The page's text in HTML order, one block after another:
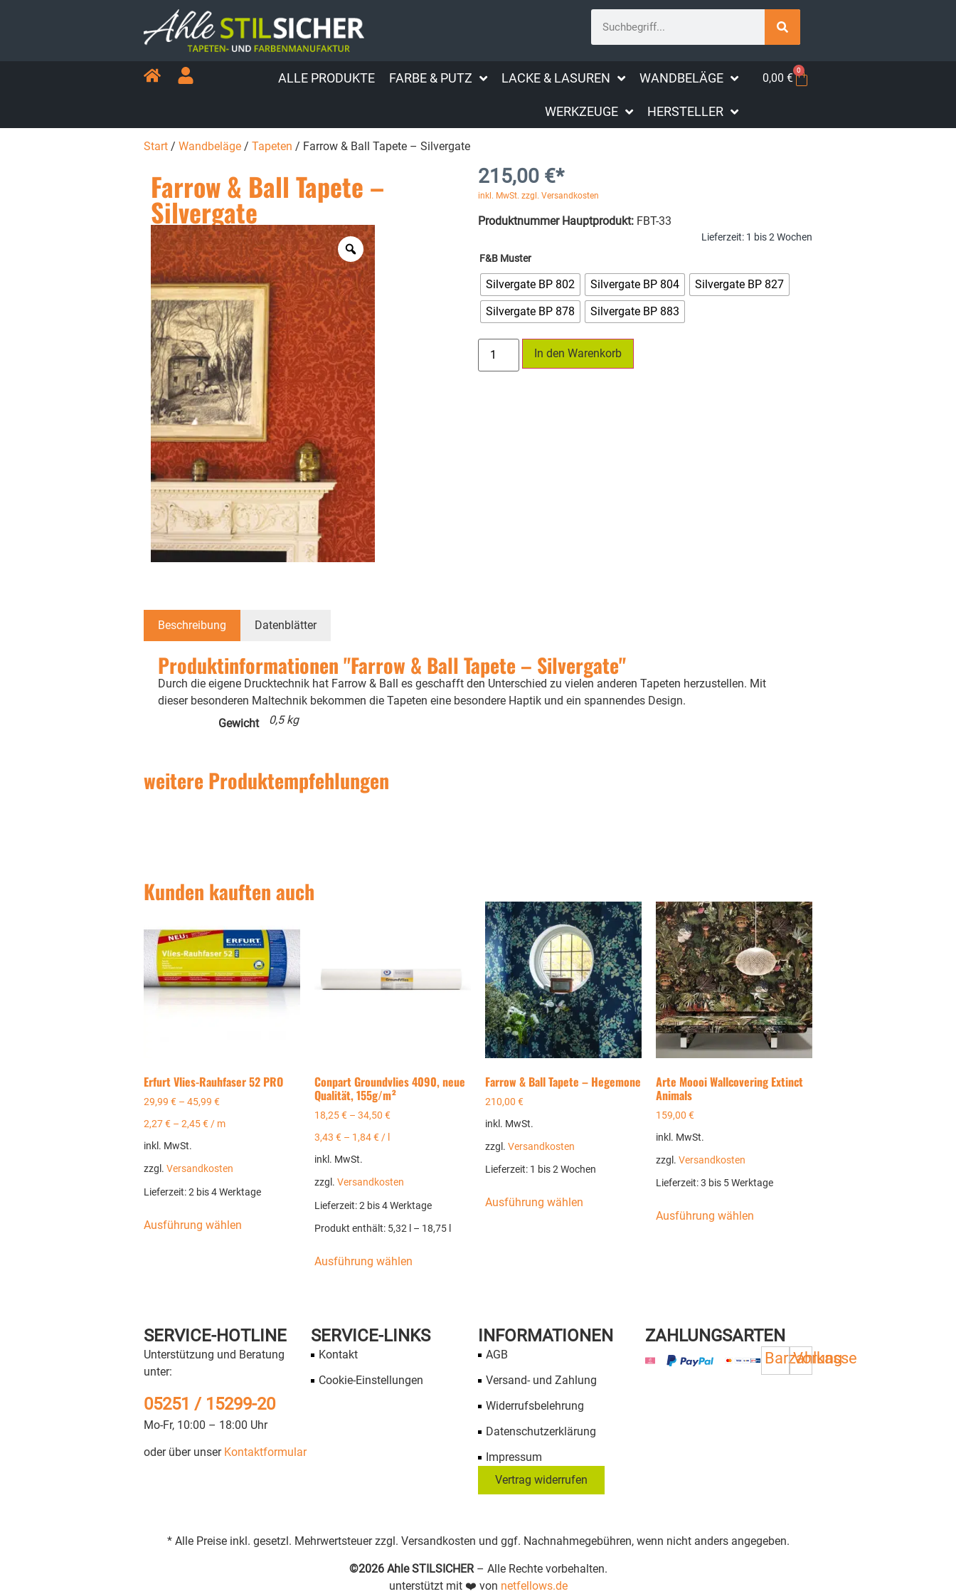
ALLE PRODUKTE FARBE & PUTZ LACKE & LASUREN WANDBELÄGE
WERKZEUGE HERSTELLER
0,00€
0
Start/ Wandbeläge/ Tapeten / Farrow & Ball Tapete – Silvergate
Farrow & Ball Tapete –
Silvergate
215,00 €*
inkl. MwSt. zzgl. Versandkosten
Produktnummer Hauptprodukt: FBT-33
Lieferzeit: 1 bis 2 Wochen
F&B Muster
Silvergate BP 802 Silvergate BP 804
Silvergate BP 827
Silvergate BP 878
Silvergate BP 883
In den Warenkorb
Beschreibung Datenblätter
Produktinformationen "Farrow & Ball Tapete – Silvergate"
Durch die eigene Drucktechnik hat Farrow & Ball es geschafft den Unterschied zu vielen anderen Tapeten herzustellen. Mit
dieser besonderen Maltechnik bekommen die Tapeten eine besondere Haptik und ein spannendes Design.
Gewicht
0,5 kg
weitere Produktempfehlungen
Kunden kauften auch
Erfurt Vlies-Rauhfaser 52 PRO
29,99 €– 45,99 €
2,27€– 2,45€/ m
inkl. MwSt.
zzgl. Versandkosten
Lieferzeit:2 bis 4 Werktage
Ausführung wählen
Conpart Groundvlies 4090, neue
Qualität, 155g/m²
18,25€– 34,50 €
3,43 €– 1,84€/
inkl. MwSt.
zzgl. Versandkosten
Lieferzeit:2 bis 4 Werktage
Produkt enthält: 5,32 – 18,75
Ausführung wählen
Farrow & Ball Tapete – Hegemone
210,00 €
inkl. MwSt.
zzgl. Versandkosten
Lieferzeit: 1 bis 2 Wochen
Ausführung wählen
Arte Moooi Wallcovering Extinct
Animals
159,00€
inkl. MwSt.
zzgl.Versandkosten
Lieferzeit:3 bis 5 Werktage
Ausführung wählen
SERVICE-HOTLINE
Unterstützung und Beratung
unter:
05251 / 15299-20
Mo-Fr, 10:00 – 18:00 Uhr
oder über unser Kontaktformular
SERVICE-LINKS
Kontakt
Cookie-Einstellungen
INFORMATIONEN
AGB
Versand- und Zahlung
Widerrufsbelehrung
Datenschutzerklärung
Impressum
Vertrag widerrufen
ZAHLUNGSARTEN
Barzahlung
Vorkasse
* Alle Preise inkl. gesetzl. Mehrwertsteuer zzgl. Versandkosten und ggf. Nachnahmegebühren, wenn nicht anders angegeben.
©2026 Ahle STILSICHER– Alle Rechte vorbehalten.
unterstützt mit ❤️ von netfellows.de